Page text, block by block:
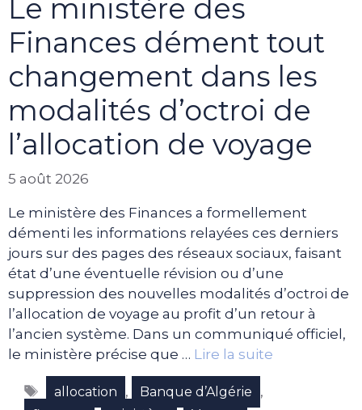
Le ministère des
Finances dément tout
changement dans les
modalités d’octroi de
l’allocation de voyage
5 août 2026
Le ministère des Finances a formellement
démenti les informations relayées ces derniers
jours sur des pages des réseaux sociaux, faisant
état d’une éventuelle révision ou d’une
suppression des nouvelles modalités d’octroi de
l’allocation de voyage au profit d’un retour à
l’ancien système. Dans un communiqué officiel,
le ministère précise que … Lire la suite
Étiquettes
allocation , Banque d’Algérie ,